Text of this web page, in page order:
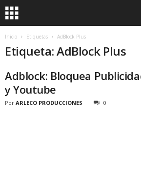
Inicio Etiquetas AdBlock Plus
Etiqueta: AdBlock Plus
Adblock: Bloquea
y Youtube
Por ARLECO PRODUCCIONES 0